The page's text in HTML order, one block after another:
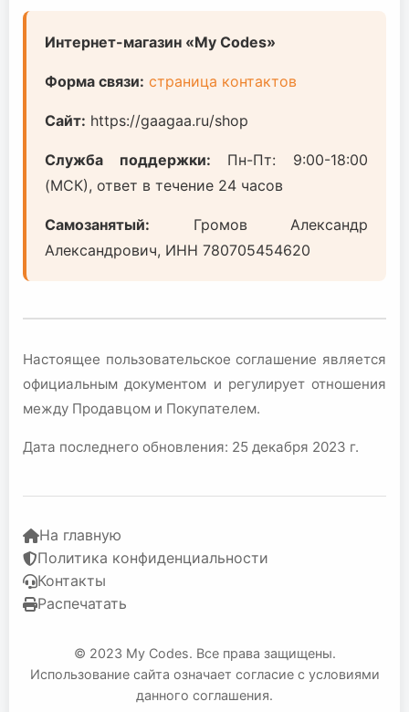
Интернет-магазин «My Codes»
Форма связи: страница контактов
Сайт: https://gaagaa.ru/shop
Служба поддержки: Пн-Пт: 9:00-18:00
(МСК), ответ в течение 24 часов
Самозанятый: Громов Александр
Александрович, ИНН 780705454620
Настоящее пользовательское соглашение является
официальным документом и регулирует отношения
между Продавцом и Покупателем.
Дата последнего обновления: 25 декабря 2023 г.
На главную
Политика конфиденциальности
Контакты
Распечатать
© 2023 My Codes. Все права защищены.
Использование сайта означает согласие с условиями
данного соглашения.